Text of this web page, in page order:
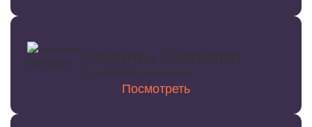
Аккаунты Overwatch
С рейтингом и скинами
Посмотреть